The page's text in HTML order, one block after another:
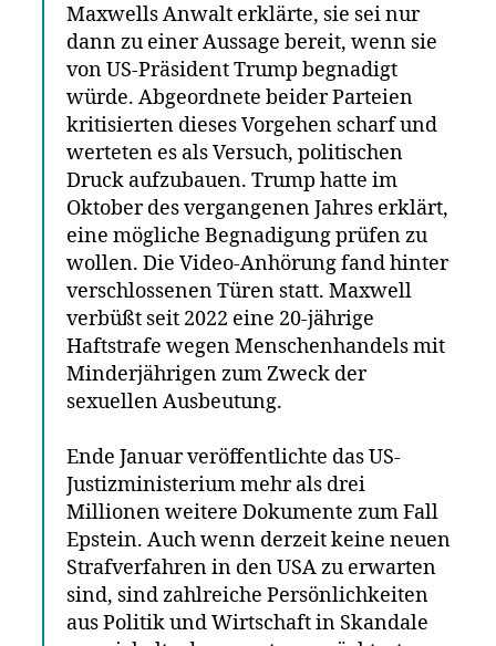
Maxwells Anwalt erklärte, sie sei nur
dann zu einer Aussage bereit, wenn sie
von US-Präsident Trump begnadigt
würde. Abgeordnete beider Parteien
kritisierten dieses Vorgehen scharf und
werteten es als Versuch, politischen
Druck aufzubauen. Trump hatte im
Oktober des vergangenen Jahres erklärt,
eine mögliche Begnadigung prüfen zu
wollen. Die Video-Anhörung fand hinter
verschlossenen Türen statt. Maxwell
verbüßt seit 2022 eine 20-jährige
Haftstrafe wegen Menschenhandels mit
Minderjährigen zum Zweck der
sexuellen Ausbeutung.
Ende Januar veröffentlichte das US-
Justizministerium mehr als drei
Millionen weitere Dokumente zum Fall
Epstein. Auch wenn derzeit keine neuen
Strafverfahren in den USA zu erwarten
sind, sind zahlreiche Persönlichkeiten
aus Politik und Wirtschaft in Skandale